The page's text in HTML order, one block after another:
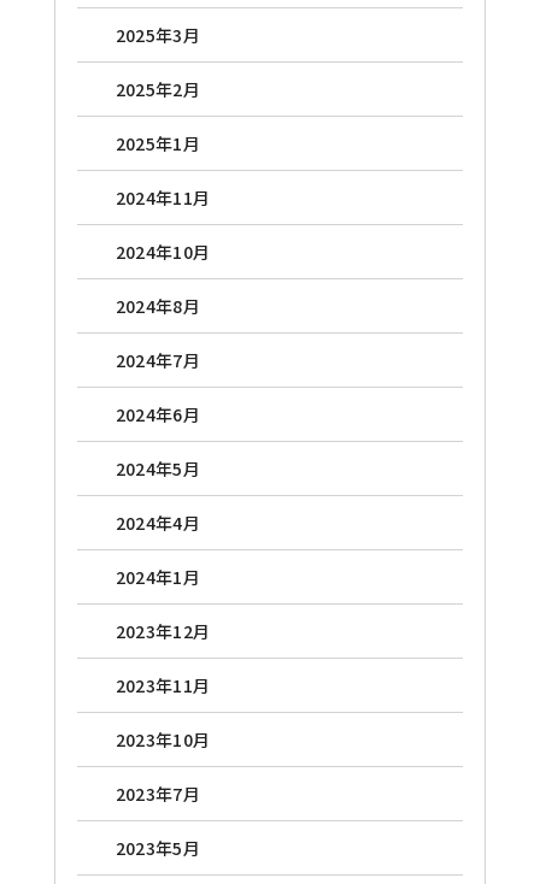
2025年3月
2025年2月
2025年1月
2024年11月
2024年10月
2024年8月
2024年7月
2024年6月
2024年5月
2024年4月
2024年1月
2023年12月
2023年11月
2023年10月
2023年7月
2023年5月